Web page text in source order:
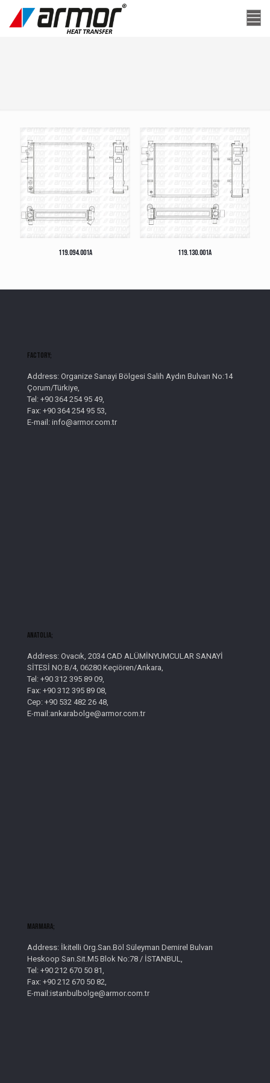
119.094.001A 119.130.001A
Factory;
Address: Organize Sanayi Bölgesi Salih Aydın Bulvarı No:14
Çorum/Türkiye,
Tel: +90 364 254 95 49,
Fax: +90 364 254 95 53,
E-mail: info@armor.com.tr
AnatolIa;
Address: Ovacık, 2034 CAD ALÜMİNYUMCULAR SANAYİ
SİTESİ NO:B/4, 06280 Keçiören/Ankara,
Tel: +90 312 395 89 09,
Fax: +90 312 395 89 08,
Cep: +90 532 482 26 48,
E-mail:ankarabolge@armor.com.tr
Marmara;
Address: İkitelli Org.San.Böl Süleyman Demirel Bulvarı
Heskoop San.Sit.M5 Blok No:78 / İSTANBUL,
Tel: +90 212 670 50 81,
Fax: +90 212 670 50 82,
E-mail:istanbulbolge@armor.com.tr